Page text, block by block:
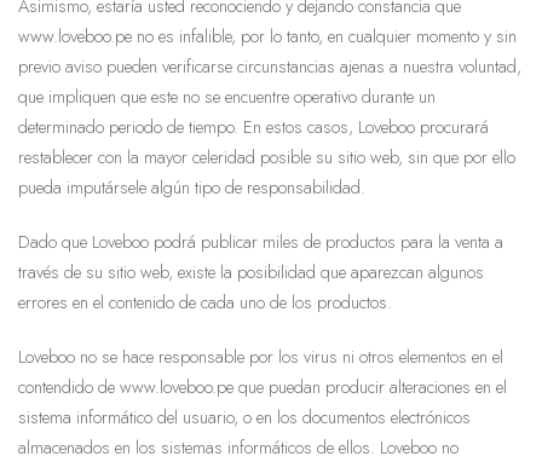
Asimismo, estaría usted reconociendo y dejando constancia que
www.loveboo.pe no es infalible, por lo tanto, en cualquier momento y sin
previo aviso pueden verificarse circunstancias ajenas a nuestra voluntad,
que impliquen que este no se encuentre operativo durante un
determinado periodo de tiempo. En estos casos, Loveboo procurará
restablecer con la mayor celeridad posible su sitio web, sin que por ello
pueda imputársele algún tipo de responsabilidad.
Dado que Loveboo podrá publicar miles de productos para la venta a
través de su sitio web, existe la posibilidad que aparezcan algunos
errores en el contenido de cada uno de los productos.
Loveboo no se hace responsable por los virus ni otros elementos en el
contendido de www.loveboo.pe que puedan producir alteraciones en el
sistema informático del usuario, o en los documentos electrónicos
almacenados en los sistemas informáticos de ellos. Loveboo no